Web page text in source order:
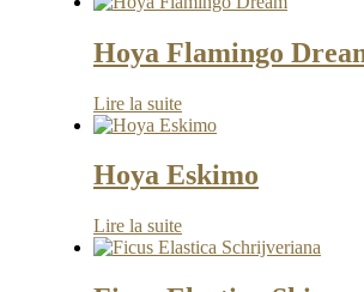
Hoya Flamingo
Lire la suite
Hoya Eskimo
Lire la suite